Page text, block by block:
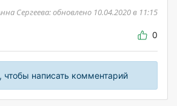
Сергеева: обновлено 10.04.2020 в 11:15
0
, чтобы написать комментарий